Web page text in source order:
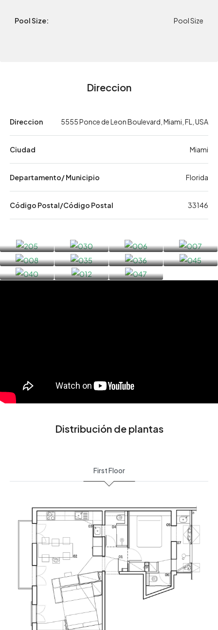
Pool Size: Pool Size
Direccion
Direccion 5555 Ponce de Leon Boulevard, Miami, FL, USA
Ciudad Miami
Departamento/ Municipio Florida
Código Postal/Código Postal 33146
Distribución de plantas
First Floor